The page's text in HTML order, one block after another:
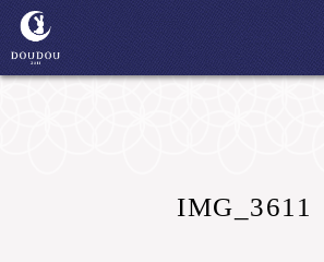
IMG_3611